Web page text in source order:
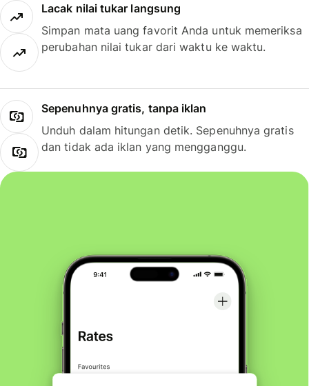
Lacak nilai tukar langsung
Simpan mata uang favorit Anda untuk memeriksa
perubahan nilai tukar dari waktu ke waktu.
Sepenuhnya gratis, tanpa iklan
Unduh dalam hitungan detik. Sepenuhnya gratis
dan tidak ada iklan yang mengganggu.